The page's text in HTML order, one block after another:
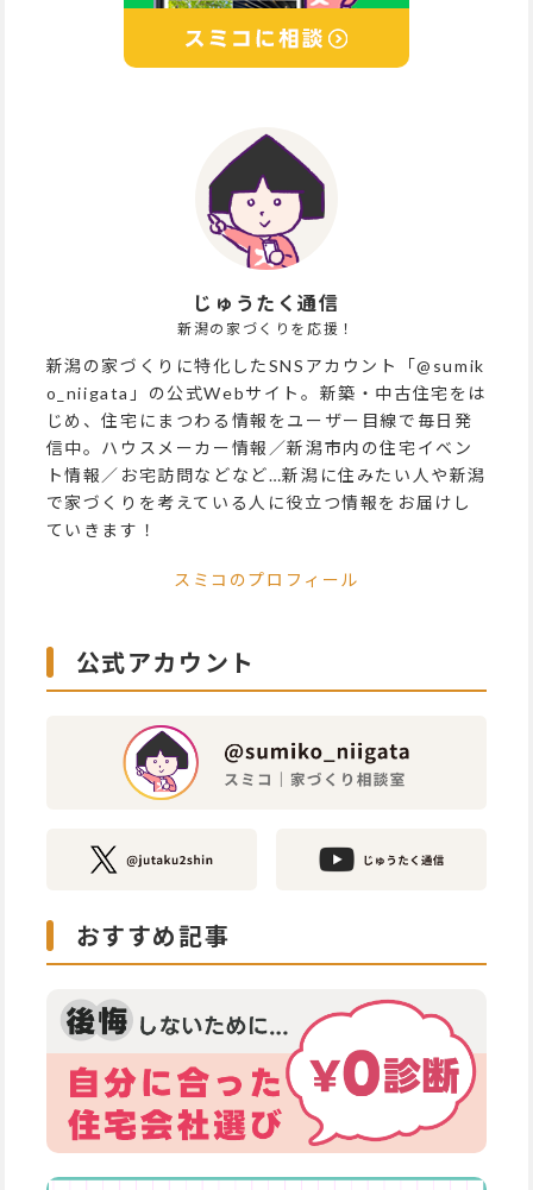
じゅうたく通信
新潟の家づくりを応援！
新潟の家づくりに特化したSNSアカウント「@sumik
o_niigata」の公式Webサイト。新築・中古住宅をは
じめ、住宅にまつわる情報をユーザー目線で毎日発
信中。ハウスメーカー情報／新潟市内の住宅イベン
ト情報／お宅訪問などなど…新潟に住みたい人や新潟
で家づくりを考えている人に役立つ情報をお届けし
ていきます！
スミコのプロフィール
公式アカウント
おすすめ記事